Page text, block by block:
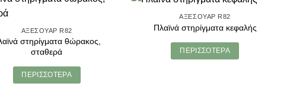
ΑΞΕΣΟΥΆΡ R82
στηρίγματα θώρακος,
σταθερά
ΠΕΡΙΣΣΌΤΕΡΑ
ΑΞΕΣΟΥΆΡ R82
Πλαϊνά στηρίγματα κεφαλής
ΠΕΡΙΣΣΌΤΕΡΑ